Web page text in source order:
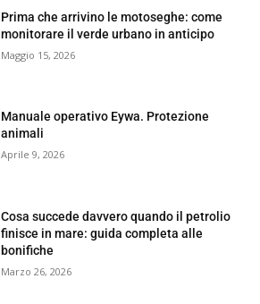
Prima che arrivino le motoseghe: come
monitorare il verde urbano in anticipo
Maggio 15, 2026
Manuale operativo Eywa. Protezione
animali
Aprile 9, 2026
Cosa succede davvero quando il petrolio
finisce in mare: guida completa alle
bonifiche
Marzo 26, 2026